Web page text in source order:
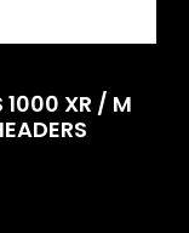
1000 XR / M